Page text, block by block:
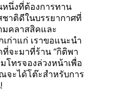
นึ่งที่ต้องการทาน
ชาติดีในบรรยากาศที่
มคลาสสิคและ
ก่าแก่ เราขอแนะนำ
จะมาที่ร้าน “กิติพา
โทรจองล่วงหน้าเพื่อ
จะได้โต๊ะสำหรับการ